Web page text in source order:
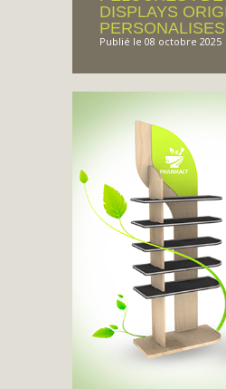
DISPLAYS
PERSONALISES
Publié le 08 octobre 2025